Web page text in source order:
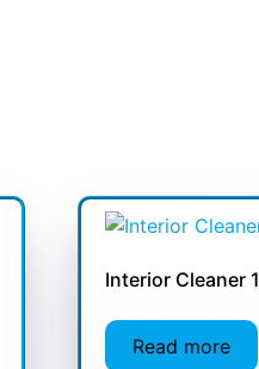
Interior Cleaner 1
Read more